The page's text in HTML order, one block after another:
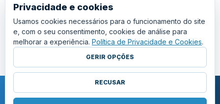
Como Funciona
Lista de Pedidos em Aberto
Como Ganhar mais Obras
Perguntas Frequentes
COPYRIGHT © 2011 - 2026 SGSI. TODOS OS DIREITOS RESERVADOS.
Privacidade e cookies
Usamos cookies necessários para o funcionamento do site
e, com o seu consentimento, cookies de análise para
melhorar a experiência. Política de Privacidade e Cookies.
GERIR OPÇÕES
RECUSAR